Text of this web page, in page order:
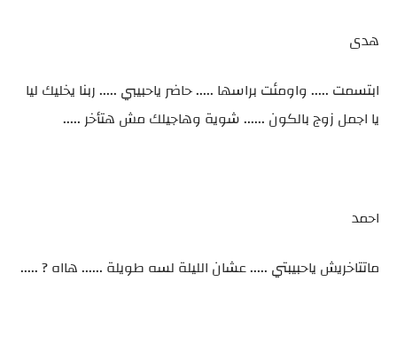
هدى
ابتسمت ..... واومئت براسها ..... حاضر ياحبيبي ..... ربنا يخليك ليا
يا اجمل زوج بالكون ...... شوية وهاجيلك مش هتأخر .....
احمد
ماتتاخريش ياحبيبتي ..... عشان الليلة لسه طويلة ...... هااه ? .....